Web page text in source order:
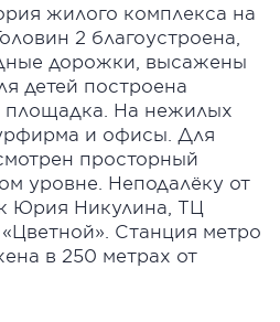
жилого комплекса на
2 благоустроена,
дорожки, высажены
детей построена
площадка. На нежилых
и офисы. Для
просторный
уровне. Неподалёку от
Юрия Никулина, ТЦ
Станция метро
в 250 метрах от